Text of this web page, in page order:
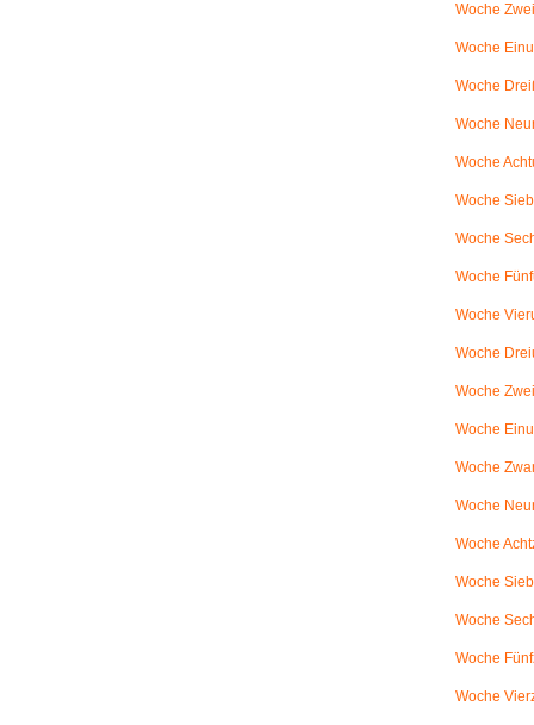
Woche
Woche
Woche
Woche
Woche
Woche
Woche
Woche
Woche
Woche
Woche
Woche
Woche
Woche
Woche
Woche
Woche
Woche
Woche